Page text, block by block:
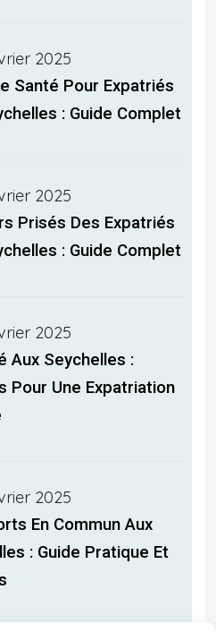
2025
Santé Pour Expatriés
: Guide Complet
2025
Prisés Des Expatriés
: Guide Complet
2025
Aux Seychelles :
Pour Une Expatriation
2025
En Commun Aux
: Guide Pratique Et